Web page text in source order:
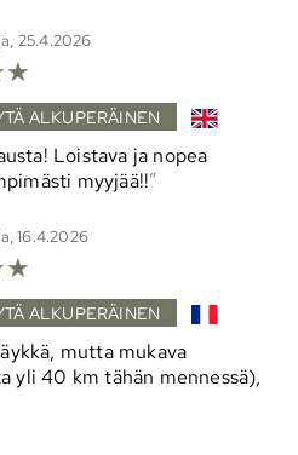
25.4.2026
☆
ALKUPERÄINEN
Loistava ja nopea
myyjää!!
16.4.2026
☆
ALKUPERÄINEN
mutta mukava
yli 40 km tähän mennessä),